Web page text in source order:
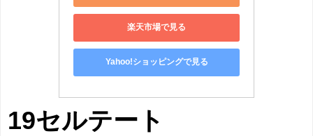
楽天市場で見る
Yahoo!ショッピングで見る
19セルテート